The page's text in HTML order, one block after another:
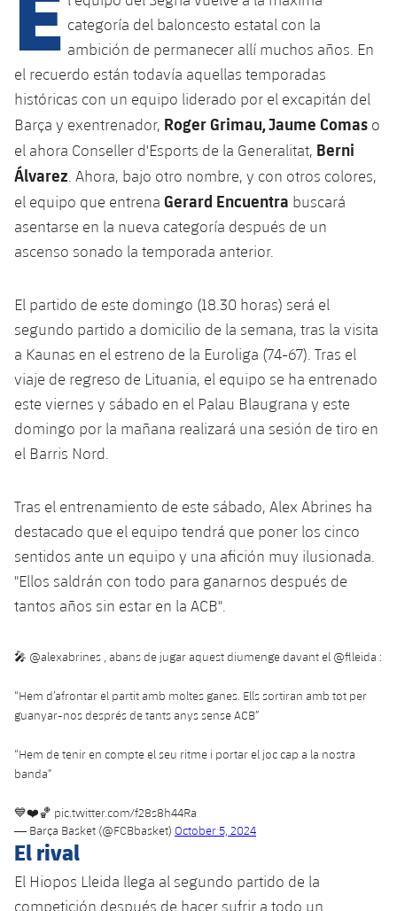
plusicon
más
Instalaciones
Spotify Camp Nou
Palau Blaugrana
Estadi Johan Cruyff
Barça Cafe
Ciutat Esportiva
La Masia
plusicon
más
Servicios
Servicios Médicos
Accesibilidad
plusicon
más
Acreditaciones
Instalaciones
SUB13
SUB12
SUB11 A
SUB11 B
SUB10 A
SUB10 B
SUB9 A
SUB9 B
SUB8 A
SUB8 B
SUB13 B
SUB12 C
SUB11 C
Entradas
Gameday Shows
Resultados
Clasificación
Jugadores
Historia
Palmarés
Base
Barça Atlètic
Junior
Cadete A
Cadete B
Infantil A
Campus Verano
PLUSICON
MÁS
Primer Equipo
plusicon
más
Actualidad
Entradas
Clasificaciones
Jugadores
Fotos
Historia
Palmarés
Barça Atlètic
plusicon
más
Actualidad
Calendario
Clasificaciones
Jugadores
Base
plusicon
más
Actualidad
Cadete A
Cadete B
Infantil A
Primer equipo
plusicon
más
Actualidad
Calendario
Entradas
Jugadors
Fotos
Palmarés
Historia
Barça Atlètic
plusicon
más
Actualidad
Calendario
Jugadores
Clasificaciones
plusicon
más
Actualidad
Cadete
Infantil
Campus Verano
PLUSICON
MÁS
Primer equipo
plusicon
más
Actualidad
Resultados
Clasificaciones
Fotos
Historia
Barça Atlètic
plusicon
más
Resultados
Jugadores
Clasificaciones
Barça C
Juvenil
Infantil
Alevín
Noticias
Atletismo
plusicon
más
Baloncesto en silla de ruedas
plusicon
más
categoría del baloncesto estatal con la
ambición de permanecer allí muchos años. En
el recuerdo están todavía aquellas temporadas
históricas con un equipo liderado por el excapitán del
Barça y exentrenador, Roger Grimau, Jaume Comas o
el ahora Conseller d'Esports de la Generalitat, Berni
Álvarez . Ahora, bajo otro nombre, y con otros colores,
el equipo que entrena Gerard Encuentra buscará
asentarse en la nueva categoría después de un
ascenso sonado la temporada anterior.
El partido de este domingo (18.30 horas) será el
segundo partido a domicilio de la semana, tras la visita
a Kaunas en el estreno de la Euroliga (74-67). Tras el
viaje de regreso de Lituania, el equipo se ha entrenado
este viernes y sábado en el Palau Blaugrana y este
domingo por la mañana realizará una sesión de tiro en
el Barris Nord.
Tras el entrenamiento de este sábado, Alex Abrines ha
destacado que el equipo tendrá que poner los cinco
sentidos ante un equipo y una afición muy ilusionada.
"Ellos saldrán con todo para ganarnos después de
tantos años sin estar en la ACB".
🎤 @alexabrines , abans de jugar aquest diumenge davant el @flleida :
“Hem d’afrontar el partit amb moltes ganes. Ells sortiran amb tot per
guanyar-nos després de tants anys sense ACB”
“Hem de tenir en compte el seu ritme i portar el joc cap a la nostra
banda”
💙❤️🏀 pic.twitter.com/f28s8h44Ra
— Barça Basket (@FCBbasket) October 5, 2024
El rival
El Hiopos Lleida llega al segundo partido de la
competición después de hacer sufrir a todo un